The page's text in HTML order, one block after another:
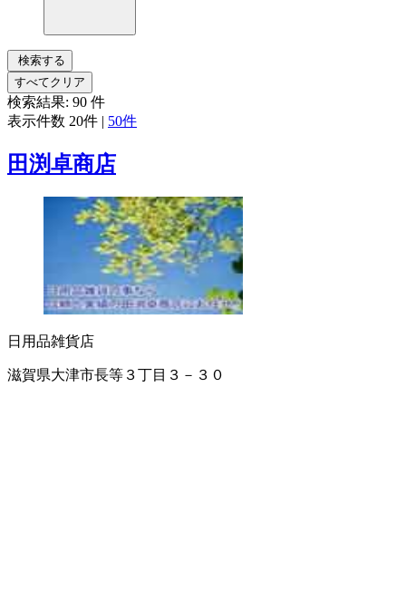
検索する
すべてクリア
検索結果: 90 件
表示件数 20件 | 50件
田渕卓商店
日用品雑貨店
滋賀県大津市長等３丁目３－３０